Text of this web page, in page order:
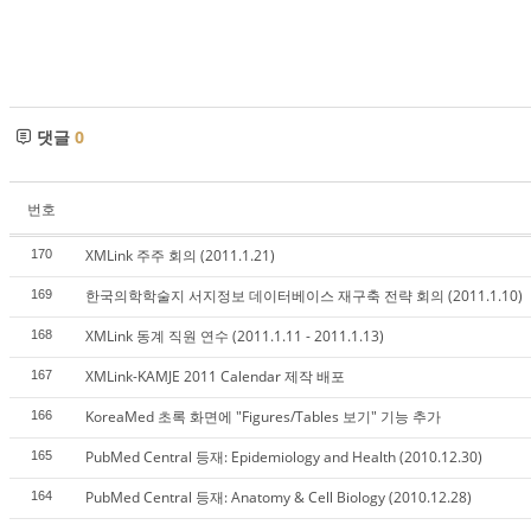
댓글 0
번호
170 XMLink 주주 회의 (2011.1.21)
169 한국의학학술지 서지정보 데이터베이스 재구축 전략 회의 (2011.1.10)
168 XMLink 동계 직원 연수 (2011.1.11 - 2011.1.13)
167 XMLink-KAMJE 2011 Calendar 제작 배포
166 KoreaMed 초록 화면에 "Figures/Tables 보기" 기능 추가
165 PubMed Central 등재: Epidemiology and Health (2010.12.30)
164 PubMed Central 등재: Anatomy & Cell Biology (2010.12.28)